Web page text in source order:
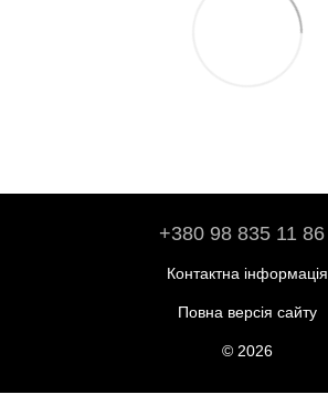
+380 98 835 11 86
Контактна інформація
Повна версія сайту
© 2026